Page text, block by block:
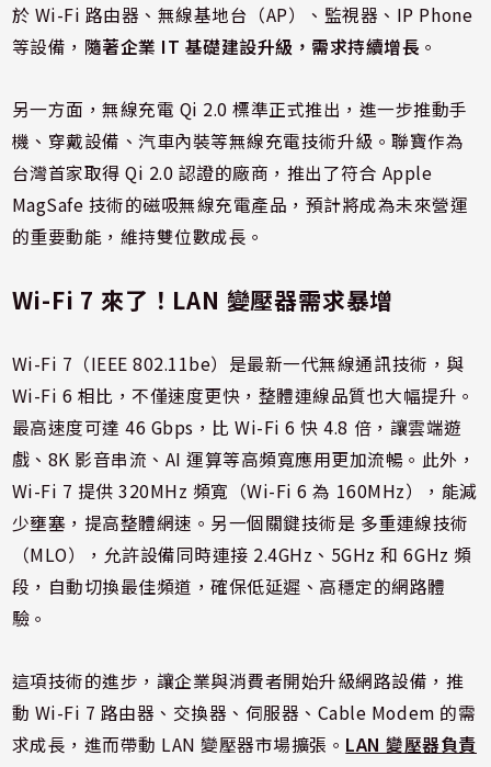
於 Wi-Fi 路由器、無線基地台（AP）、監視器、IP Phone
等設備， 隨著企業 IT 基礎建設升級，需求持續增長 。
另一方面，無線充電 Qi 2.0 標準正式推出，進一步推動手
機、穿戴設備、汽車內裝等無線充電技術升級。聯寶作為
台灣首家取得 Qi 2.0 認證的廠商，推出了符合 Apple
MagSafe 技術的磁吸無線充電產品，預計將成為未來營運
的重要動能，維持雙位數成長。
Wi-Fi 7 來了！LAN 變壓器需求暴增
Wi-Fi 7（IEEE 802.11be）是最新一代無線通訊技術，與
Wi-Fi 6 相比，不僅速度更快，整體連線品質也大幅提升。
最高速度可達 46 Gbps，比 Wi-Fi 6 快 4.8 倍，讓雲端遊
戲、8K 影音串流、AI 運算等高頻寬應用更加流暢。此外，
Wi-Fi 7 提供 320MHz 頻寬（Wi-Fi 6 為 160MHz），能減
少壅塞，提高整體網速。另一個關鍵技術是 多重連線技術
（MLO），允許設備同時連接 2.4GHz、5GHz 和 6GHz 頻
段，自動切換最佳頻道，確保低延遲、高穩定的網路體
驗。
這項技術的進步，讓企業與消費者開始升級網路設備，推
動 Wi-Fi 7 路由器、交換器、伺服器、Cable Modem 的需
求成長，進而帶動 LAN 變壓器市場擴張。 LAN 變壓器負責